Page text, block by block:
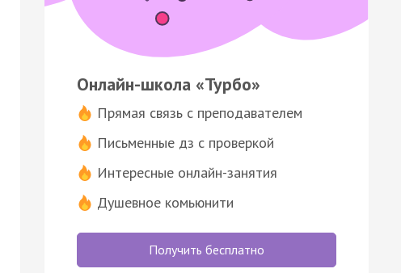
Онлайн-школа «Турбо»
Прямая связь с преподавателем
Письменные дз с проверкой
Интересные онлайн-занятия
Душевное комьюнити
Получить бесплатно